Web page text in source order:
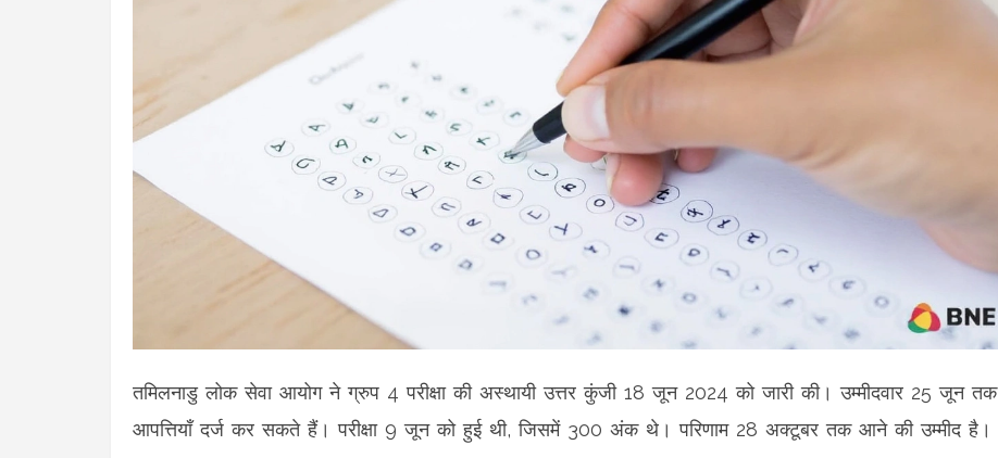
तमिलनाडु लोक सेवा आयोग ने ग्रुप 4 परीक्षा की अस्थायी उत्तर कुंजी 18 जून 2024 को जारी की। उम्मीदवार 25 जून तक
आपत्तियाँ दर्ज कर सकते हैं। परीक्षा 9 जून को हुई थी, जिसमें 300 अंक थे। परिणाम 28 अक्टूबर तक आने की उम्मीद है।